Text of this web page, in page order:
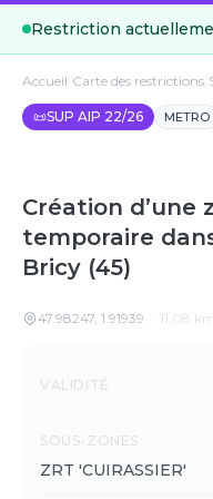
Restriction
Accueil Carte des restrictions
📜SUP AIP 22/26 METRO
Création d’une
temporaire
Bricy (45)
47.98247, 1.91939 11,08
Détails
VALIDITÉ
SOUS-ZONES
ZRT 'CUIRASSIER'